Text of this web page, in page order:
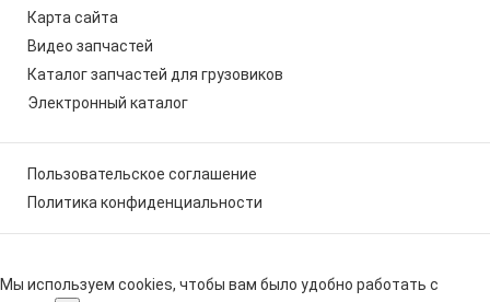
Карта сайта
Видео запчастей
Каталог запчастей для грузовиков
Электронный каталог
Пользовательское соглашение
Политика конфиденциальности
Мы используем cookies, чтобы вам было удобно работать с